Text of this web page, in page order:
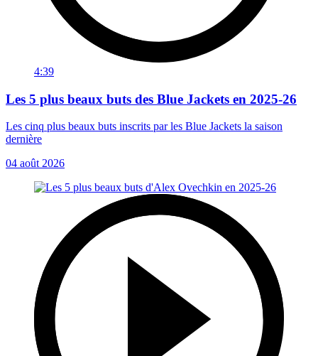
4:39
Les 5 plus beaux buts des Blue Jackets en 2025-26
Les cinq plus beaux buts inscrits par les Blue Jackets la saison
dernière
04 août 2026